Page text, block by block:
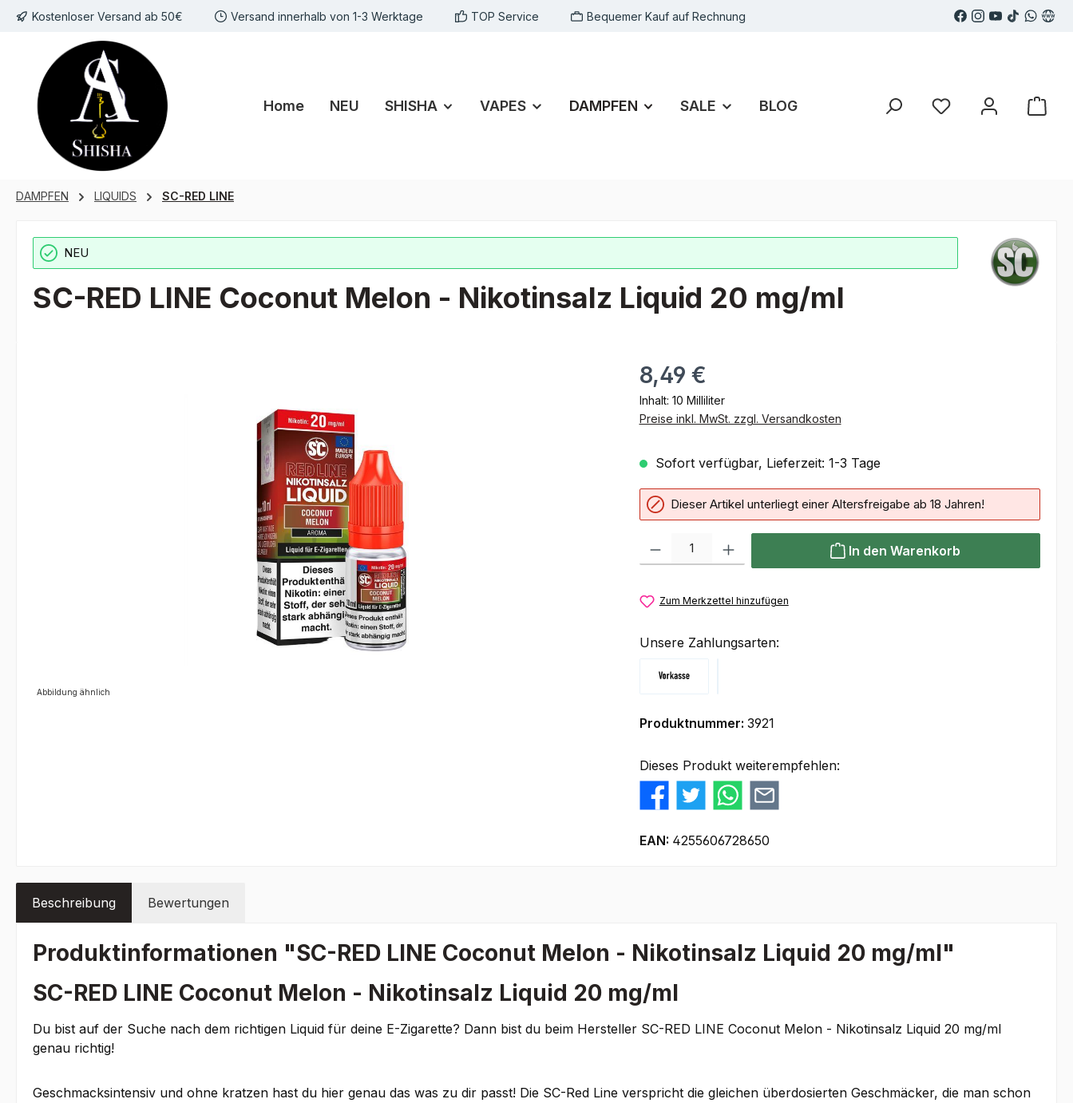
Hauptinhalt springen
Zur Suche springen
Zur Hauptnavigation springen
Kostenloser Versand ab 50€ Versand innerhalb von 1-3 Werktage TOP Service Bequemer Kauf auf Rechnung
Home NEU SHISHA VAPES DAMPFEN SALE BLOG Du hast 0 Produkte
DAMPFEN LIQUIDS SC-RED LINE
NEU
SC-RED LINE Coconut Melon - Nikotinsalz Liquid 20 mg/ml
Abbildung ähnlich
8,49 €
Inhalt: 10 Milliliter
Preise inkl. MwSt. zzgl. Versandkosten
Sofort verfügbar, Lieferzeit: 1-3 Tage
Dieser Artikel unterliegt einer Altersfreigabe ab 18 Jahren!
In den Warenkorb
Zum Merkzettel hinzufügen
Unsere Zahlungsarten:
Produktnummer: 3921
Dieses Produkt weiterempfehlen:
EAN: 4255606728650
Beschreibung Bewertungen
Produktinformationen "SC-RED LINE Coconut Melon - Nikotinsalz Liquid 20 mg/ml"
SC-RED LINE Coconut Melon - Nikotinsalz Liquid 20 mg/ml
Du bist auf der Suche nach dem richtigen Liquid für deine E-Zigarette? Dann bist du beim Hersteller SC-RED LINE Coconut Melon - Nikotinsalz Liquid 20 mg/ml
genau richtig!
Geschmacksintensiv und ohne kratzen hast du hier genau das was zu dir passt! Die SC-Red Line verspricht die gleichen überdosierten Geschmäcker, die man schon